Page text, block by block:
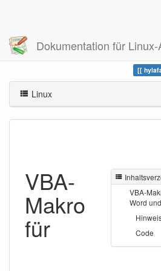
Dokumentation für
Zuletzt angesehen vba-
Linux
VBA-
Word
Code
VBA-
Makro
für